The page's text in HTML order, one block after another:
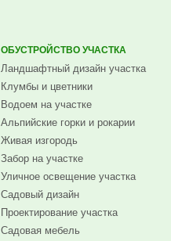
ОБУСТРОЙСТВО УЧАСТКА
Ландшафтный дизайн участка
Клумбы и цветники
Водоем на участке
Альпийские горки и рокарии
Живая изгородь
Забор на участке
Уличное освещение участка
Садовый дизайн
Проектирование участка
Садовая мебель